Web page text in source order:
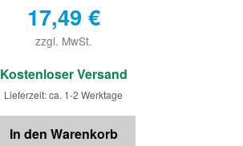
17,49 €
zzgl. MwSt.
€
Kostenloser Versand
Lieferzeit: ca. 1-2 Werktage
In den Warenkorb